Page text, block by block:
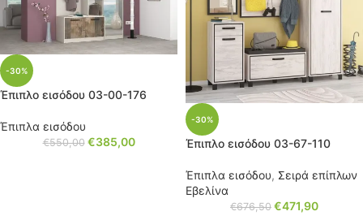
-30%
Έπιπλο εισόδου 03-00-176
Έπιπλα εισόδου
€550,00 €385,00
-30%
Έπιπλο εισόδου 03-67-110
Έπιπλα εισόδου, Σειρά επίπλων
Εβελίνα
€676,50 €471,90